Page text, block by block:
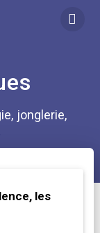
jonglerie,
les